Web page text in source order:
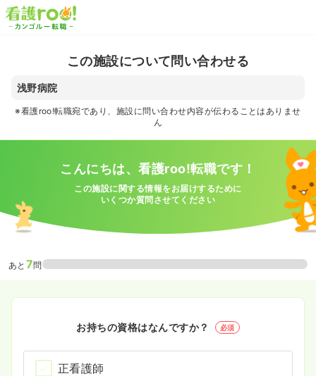
この施設について問い合わせる
浅野病院
※看護roo!転職宛であり、施設に問い合わせ内容が伝わることはありませ
ん
こんにちは、看護roo!転職です！
この施設に関する情報をお届けするために
いくつか質問させてください
あと 7問
お持ちの資格はなんですか？ 必須
正看護師